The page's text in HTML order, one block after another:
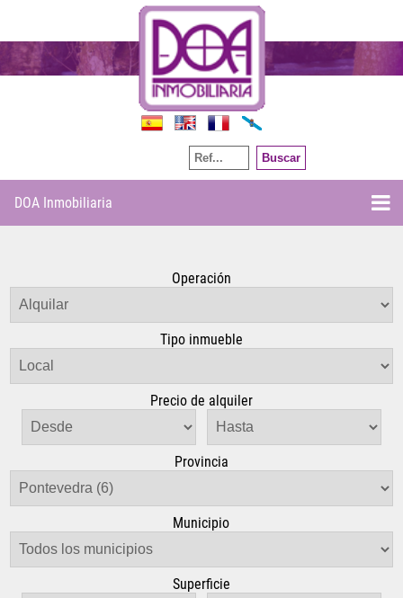
DOA Inmobiliaria
Operación
Tipo inmueble
Precio de alquiler
Provincia
Municipio
Superficie